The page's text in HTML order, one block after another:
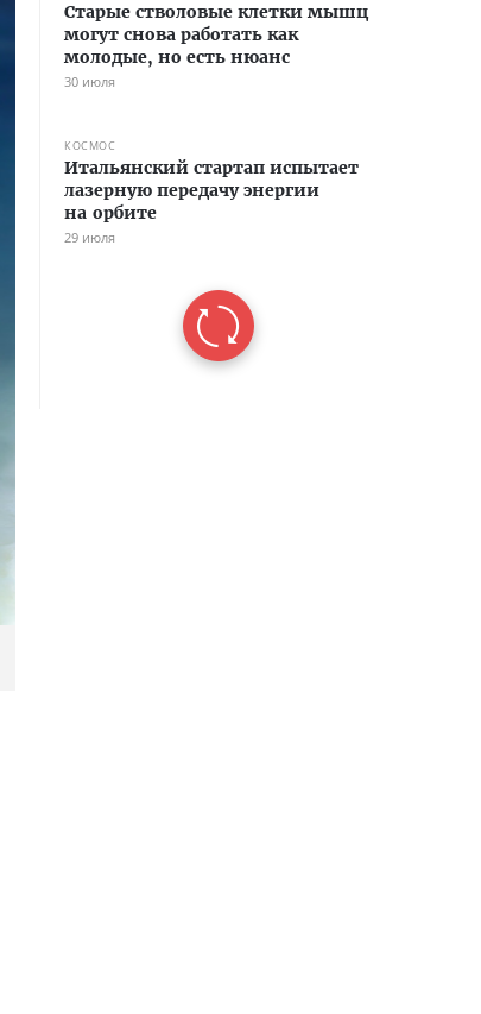
Старые стволовые клетки мышц
могут снова работать как
молодые, но есть нюанс
30 июля
КОСМОС
Итальянский стартап испытает
лазерную передачу энергии
на орбите
29 июля